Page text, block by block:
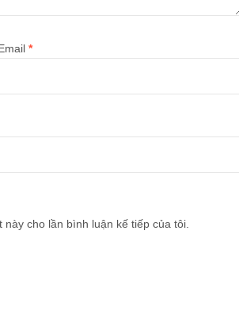
*
cho lần bình luận kế tiếp của tôi.